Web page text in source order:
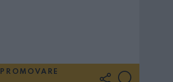
PROMOVARE
FOLLOW